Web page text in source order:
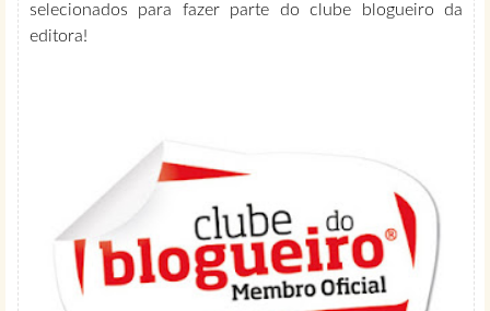
selecionados para fazer parte do clube blogueiro da
editora!